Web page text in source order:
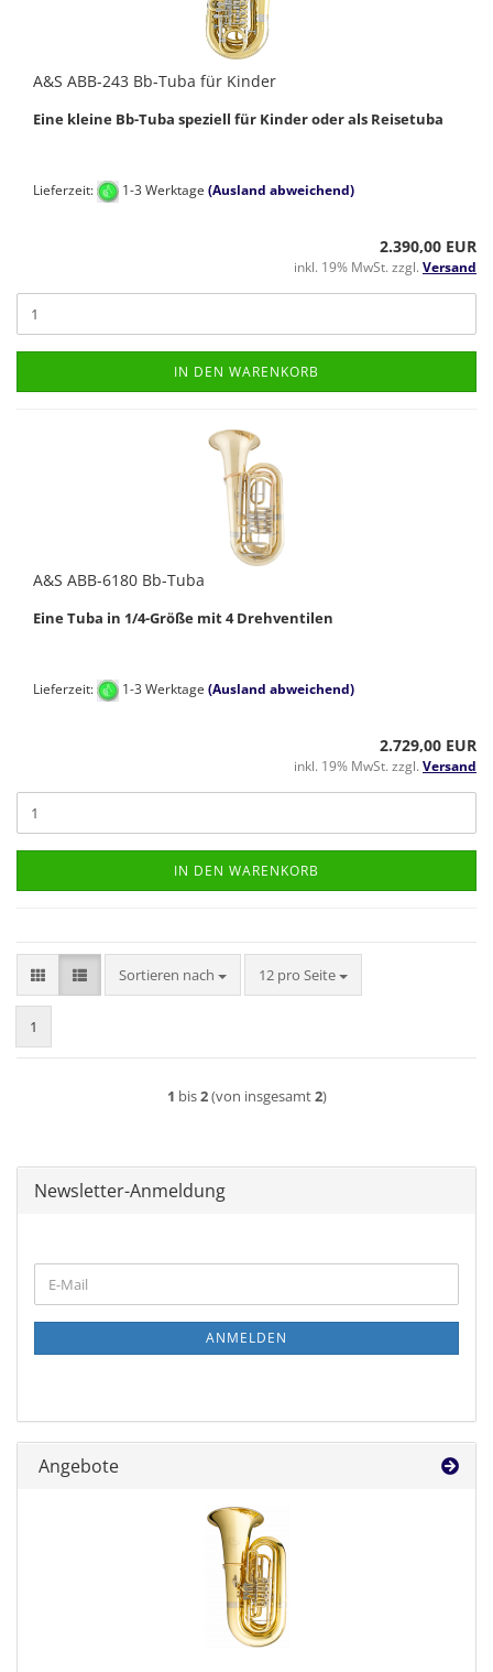
A&S ABB-243 Bb-Tuba für Kinder
Eine kleine Bb-Tuba speziell für Kinder oder als Reisetuba
Lieferzeit: 1-3 Werktage (Ausland abweichend)
2.390,00 EUR
inkl. 19% MwSt. zzgl. Versand
IN DEN WARENKORB
A&S ABB-6180 Bb-Tuba
Eine Tuba in 1/4-Größe mit 4 Drehventilen
Lieferzeit: 1-3 Werktage (Ausland abweichend)
2.729,00 EUR
inkl. 19% MwSt. zzgl. Versand
IN DEN WARENKORB
Sortieren nach
Sortieren nach 12 pro Seite
pro Seite
1
1 bis2(von insgesamt2)
Newsletter-Anmeldung
ZUR
NEWSLETTER-
E-
Mail
ANMELDEN
Angebote